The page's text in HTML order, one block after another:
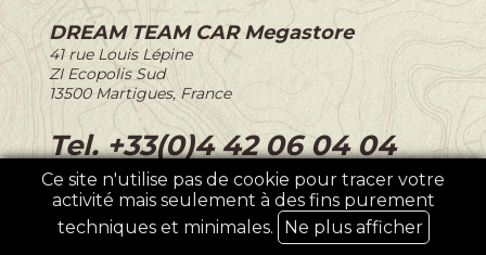
DREAM TEAM CAR Megastore
-41 rue Louis Lépine
-
ZI Ecopolis Sud
-13500 Martigues, France
Tel. +33(0)4 42 06 04 04
©2026 DREAM TEAM CAR
Ce site n'utilise pas de cookie pour tracer votre
activité mais seulement à des fins purement
techniques et minimales.
Ne plus afficher